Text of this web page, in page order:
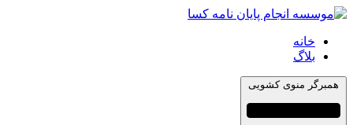
خانه
بلاگ
همبرگر منوی کشویی